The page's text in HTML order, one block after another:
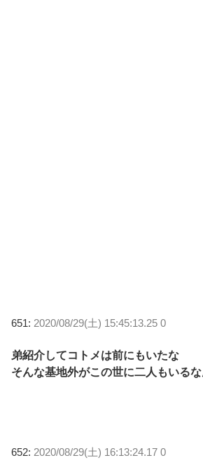
651: 2020/08/29(土) 15:45:13.25 0
弟紹介してコトメは前にもいたな
そんな基地外がこの世に二人もいる
652: 2020/08/29(土) 16:13:24.17 0